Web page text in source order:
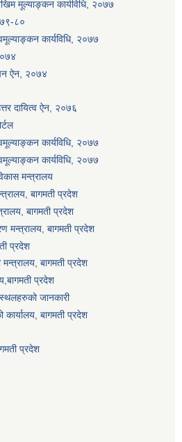
मूल्याङ्कन कार्यविधि, २०७७
८०
कार्यविधि, २०७७
ऐन, २०७४
दायित्व ऐन, २०७६
कार्यविधि, २०७७
कार्यविधि, २०७७
मन्त्रालय
बागमती प्रदेश
बागमती प्रदेश
मन्त्रालय, बागमती प्रदेश
प्रदेश
बागमती प्रदेश
प्रदेश
जानकारी
कार्यालय, बागमती प्रदेश
प्रदेश